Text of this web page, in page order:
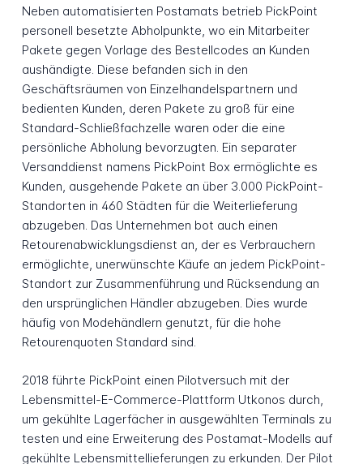
Neben automatisierten Postamats betrieb PickPoint
personell besetzte Abholpunkte, wo ein Mitarbeiter
Pakete gegen Vorlage des Bestellcodes an Kunden
aushändigte. Diese befanden sich in den
Geschäftsräumen von Einzelhandelspartnern und
bedienten Kunden, deren Pakete zu groß für eine
Standard-Schließfachzelle waren oder die eine
persönliche Abholung bevorzugten. Ein separater
Versanddienst namens PickPoint Box ermöglichte es
Kunden, ausgehende Pakete an über 3.000 PickPoint-
Standorten in 460 Städten für die Weiterlieferung
abzugeben. Das Unternehmen bot auch einen
Retourenabwicklungsdienst an, der es Verbrauchern
ermöglichte, unerwünschte Käufe an jedem PickPoint-
Standort zur Zusammenführung und Rücksendung an
den ursprünglichen Händler abzugeben. Dies wurde
häufig von Modehändlern genutzt, für die hohe
Retourenquoten Standard sind.
2018 führte PickPoint einen Pilotversuch mit der
Lebensmittel-E-Commerce-Plattform Utkonos durch,
um gekühlte Lagerfächer in ausgewählten Terminals zu
testen und eine Erweiterung des Postamat-Modells auf
gekühlte Lebensmittellieferungen zu erkunden. Der Pilot